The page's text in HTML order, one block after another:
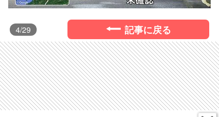
4/29 記事に戻る